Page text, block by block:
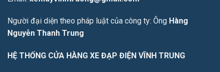
Người đại diện theo pháp luật của công ty: Ông Hàng
Nguyễn Thanh Trung
HỆ THỐNG CỬA HÀNG XE ĐẠP ĐIỆN VĨNH TRUNG